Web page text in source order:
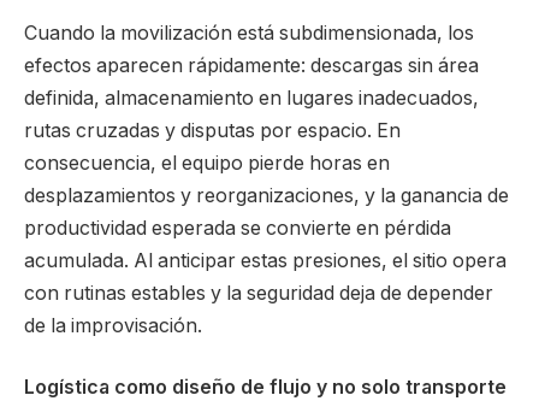
Cuando la movilización está subdimensionada, los
efectos aparecen rápidamente: descargas sin área
definida, almacenamiento en lugares inadecuados,
rutas cruzadas y disputas por espacio. En
consecuencia, el equipo pierde horas en
desplazamientos y reorganizaciones, y la ganancia de
productividad esperada se convierte en pérdida
acumulada. Al anticipar estas presiones, el sitio opera
con rutinas estables y la seguridad deja de depender
de la improvisación.
Logística como diseño de flujo y no solo transporte